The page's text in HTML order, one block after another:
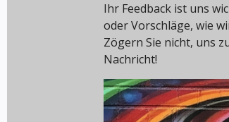
Ihr Feedback ist uns
oder Vorschläge, wie
Zögern Sie nicht, uns
Nachricht!